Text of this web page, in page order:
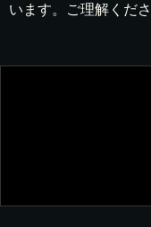
います。ご理解くださ